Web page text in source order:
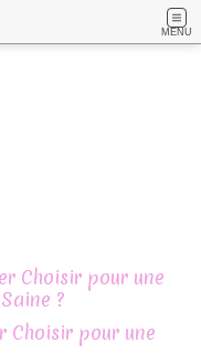
MENU
Choisir pour une
?